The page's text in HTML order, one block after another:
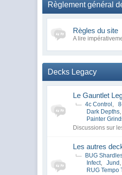
Règlement général
Règles du site
A lire
Decks Legacy
Le Gauntlet
4c Control ,
Dark Depths,
Painter
Discussions sur
Les autres
BUG
Infect, Jund ,
RUG Tempo